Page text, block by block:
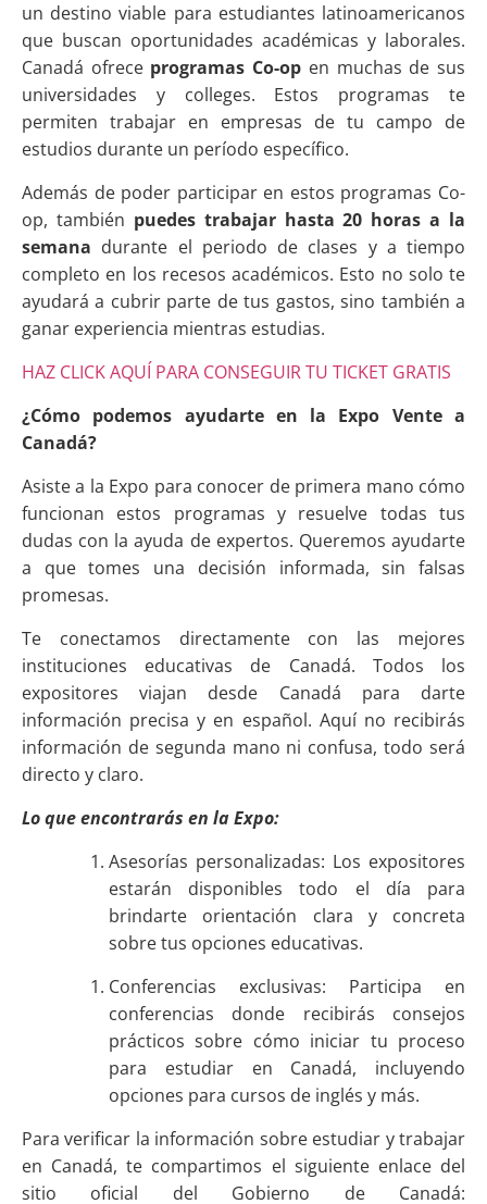
un destino viable para estudiantes latinoamericanos
que buscan oportunidades académicas y laborales.
Canadá ofrece programas Co-op en muchas de sus
universidades y colleges. Estos programas te
permiten trabajar en empresas de tu campo de
estudios durante un período específico.
Además de poder participar en estos programas Co-
op, también puedes trabajar hasta 20 horas a la
semana durante el periodo de clases y a tiempo
completo en los recesos académicos. Esto no solo te
ayudará a cubrir parte de tus gastos, sino también a
ganar experiencia mientras estudias.
HAZ CLICK AQUÍ PARA CONSEGUIR TU TICKET GRATIS
¿Cómo podemos ayudarte en la Expo Vente a
Canadá?
Asiste a la Expo para conocer de primera mano cómo
funcionan estos programas y resuelve todas tus
dudas con la ayuda de expertos. Queremos ayudarte
a que tomes una decisión informada, sin falsas
promesas.
Te conectamos directamente con las mejores
instituciones educativas de Canadá. Todos los
expositores viajan desde Canadá para darte
información precisa y en español. Aquí no recibirás
información de segunda mano ni confusa, todo será
directo y claro.
Lo que encontrarás en la Expo:
Asesorías personalizadas: Los expositores
estarán disponibles todo el día para
brindarte orientación clara y concreta
sobre tus opciones educativas.
Conferencias exclusivas: Participa en
conferencias donde recibirás consejos
prácticos sobre cómo iniciar tu proceso
para estudiar en Canadá, incluyendo
opciones para cursos de inglés y más.
Para verificar la información sobre estudiar y trabajar
en Canadá, te compartimos el siguiente enlace del
sitio oficial del Gobierno de Canadá: